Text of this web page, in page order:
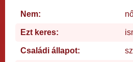
Nem:
Ezt keres:
Családi állapot: